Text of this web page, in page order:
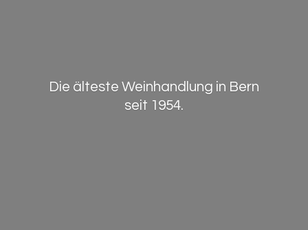
Die älteste Weinhandlung in Bern
seit 1954.